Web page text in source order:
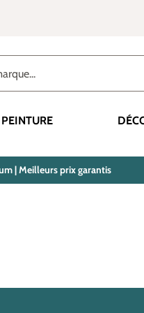
PEINTURE
| Meilleurs prix garantis